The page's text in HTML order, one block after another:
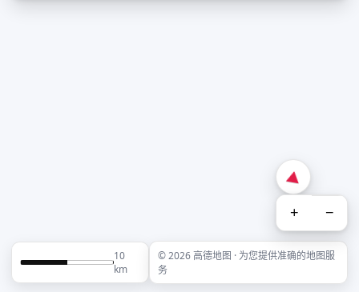
+ −
10
km
© 2026 高德地图 · 为您提供准确的地图服
务